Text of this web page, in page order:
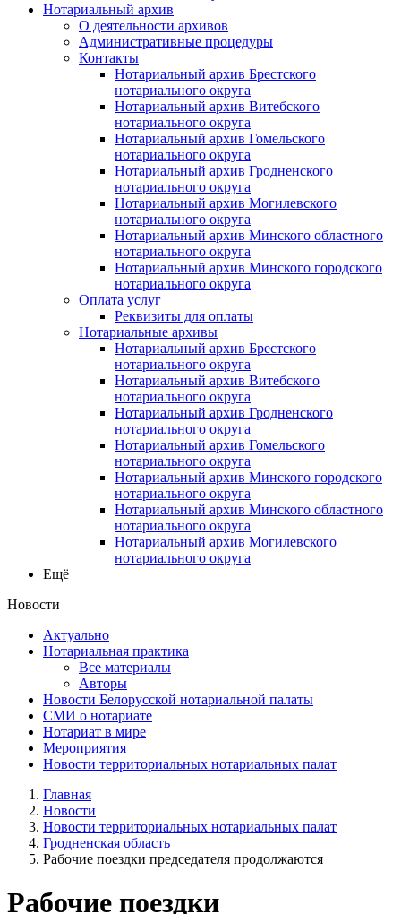
Нотариальный архив
О деятельности архивов
Административные процедуры
Контакты
Нотариальный архив Брестского
нотариального округа
Нотариальный архив Витебского
нотариального округа
Нотариальный архив Гомельского
нотариального округа
Нотариальный архив Гродненского
нотариального округа
Нотариальный архив Могилевского
нотариального округа
Нотариальный архив Минского областного
нотариального округа
Нотариальный архив Минского городского
нотариального округа
Оплата услуг
Реквизиты для оплаты
Нотариальные архивы
Нотариальный архив Брестского
нотариального округа
Нотариальный архив Витебского
нотариального округа
Нотариальный архив Гродненского
нотариального округа
Нотариальный архив Гомельского
нотариального округа
Нотариальный архив Минского городского
нотариального округа
Нотариальный архив Минского областного
нотариального округа
Нотариальный архив Могилевского
нотариального округа
Ещё
Новости
Актуально
Нотариальная практика
Все материалы
Авторы
Новости Белорусской нотариальной палаты
СМИ о нотариате
Нотариат в мире
Мероприятия
Новости территориальных нотариальных палат
Главная
Новости
Новости территориальных нотариальных палат
Гродненская область
Рабочие поездки председателя продолжаются
Рабочие поездки